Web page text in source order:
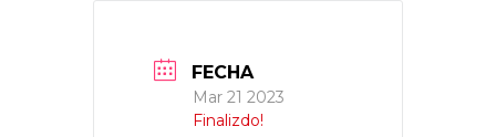
FECHA
Mar 21 2023
Finalizdo!